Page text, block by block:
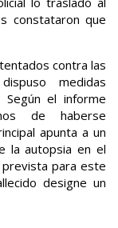
constataron que
contra las
medidas
Según el informe
de haberse
apunta a un
la autopsia en el
prevista para este
designe un